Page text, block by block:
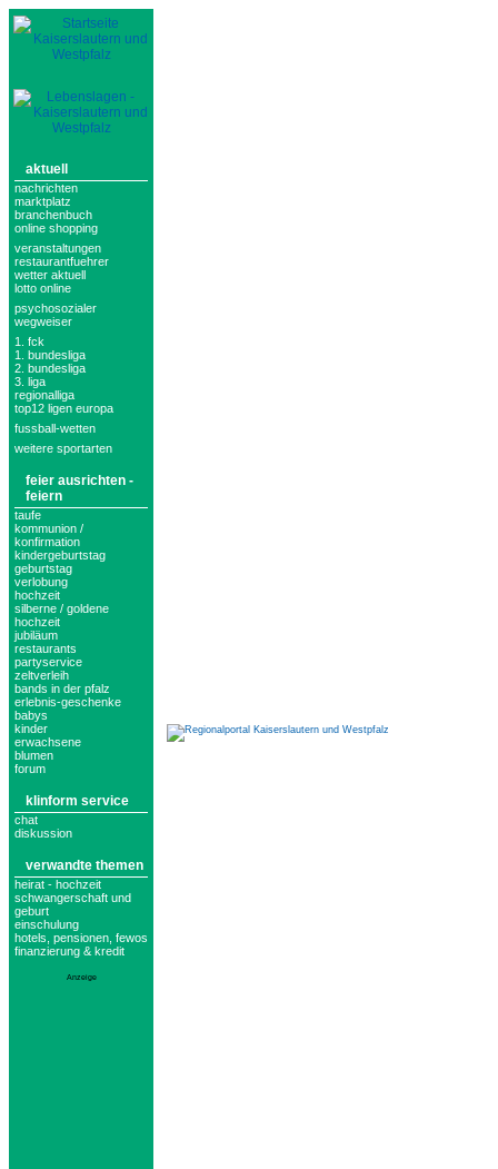
aktuell
nachrichten
marktplatz
branchenbuch
online shopping
veranstaltungen
restaurantfuehrer
wetter aktuell
lotto online
psychosozialer
wegweiser
1. fck
1. bundesliga
2. bundesliga
3. liga
regionalliga
top12 ligen europa
fussball-wetten
weitere sportarten
feier ausrichten -
feiern
taufe
kommunion /
konfirmation
kindergeburtstag
geburtstag
verlobung
hochzeit
silberne / goldene
hochzeit
jubiläum
restaurants
partyservice
zeltverleih
bands in der pfalz
erlebnis-geschenke
babys
kinder
erwachsene
blumen
forum
klinform service
chat
diskussion
verwandte themen
heirat - hochzeit
schwangerschaft und
geburt
einschulung
hotels, pensionen, fewos
finanzierung & kredit
Anzeige